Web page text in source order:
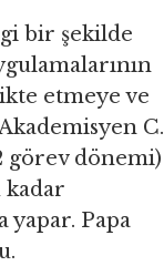
bir şekilde
etmeye ve
C.
görev dönemi)
kadar
yapar. Papa